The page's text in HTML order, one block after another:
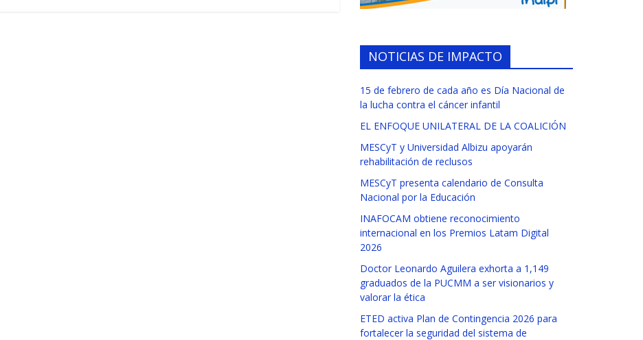
NOTICIAS DE IMPACTO
15 de febrero de cada año es Día Nacional de
la lucha contra el cáncer infantil
EL ENFOQUE UNILATERAL DE LA COALICIÓN
MESCyT y Universidad Albizu apoyarán
rehabilitación de reclusos
MESCyT presenta calendario de Consulta
Nacional por la Educación
INAFOCAM obtiene reconocimiento
internacional en los Premios Latam Digital
2026
Doctor Leonardo Aguilera exhorta a 1,149
graduados de la PUCMM a ser visionarios y
valorar la ética
ETED activa Plan de Contingencia 2026 para
fortalecer la seguridad del sistema de